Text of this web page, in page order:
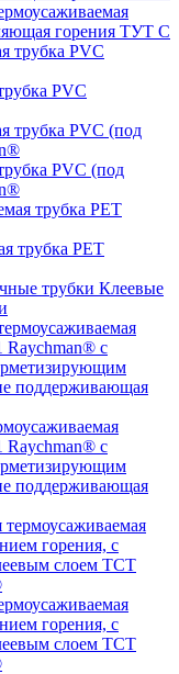
горения ТУТ С
PVC
PVC (под
трубка PET
Клеевые
Raychman® с
поддерживающая
горения, с
слоем TCT